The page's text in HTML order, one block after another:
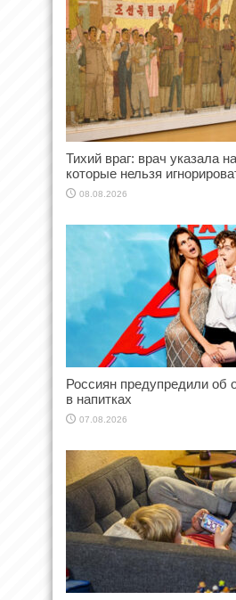
Тихий враг: врач указала
которые нельзя
08.08.2026
Россиян предупредили об
в напитках
07.08.2026